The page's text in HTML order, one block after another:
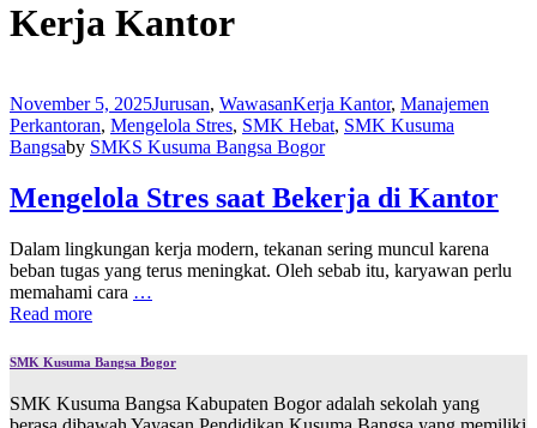
Kerja Kantor
November 5, 2025Jurusan, WawasanKerja Kantor, Manajemen
Perkantoran, Mengelola Stres, SMK Hebat, SMK Kusuma
Bangsaby SMKS Kusuma Bangsa Bogor
Mengelola Stres saat Bekerja di Kantor
Dalam lingkungan kerja modern, tekanan sering muncul karena
beban tugas yang terus meningkat. Oleh sebab itu, karyawan perlu
memahami cara …
Read more
SMK Kusuma Bangsa Bogor
SMK Kusuma Bangsa Kabupaten Bogor adalah sekolah yang